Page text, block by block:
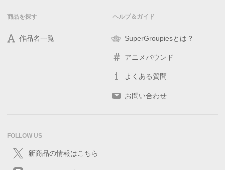
商品を探す
作品名一覧
ヘルプ＆ガイド
SuperGroupiesとは？
アニメバウンド
よくある質問
お問い合わせ
FOLLOW US
新商品の情報はこちら